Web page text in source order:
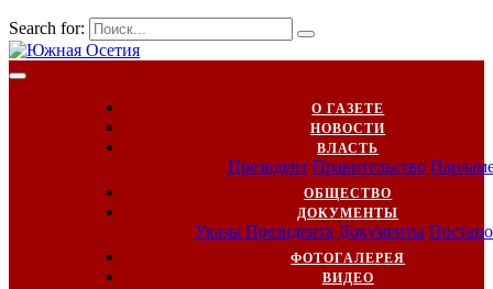
Search for:
О ГАЗЕТЕ
НОВОСТИ
ВЛАСТЬ
Президент Правительство
ОБЩЕСТВО
ДОКУМЕНТЫ
Указы Президента Документы
ФОТОГАЛЕРЕЯ
ВИДЕО